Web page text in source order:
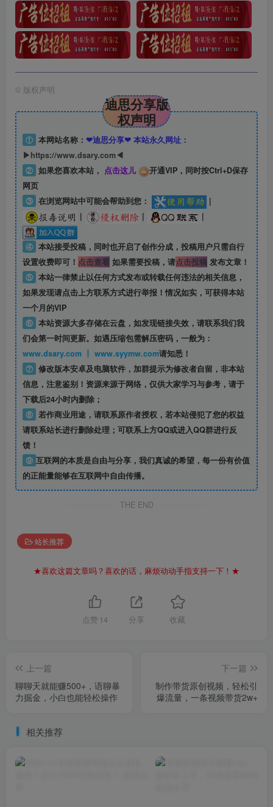
© 版权声明
迪思分享版
权声明
① 本网站名称： ❤迪思分享❤ 本站永久网址：
▶https://www.dsary.com◀
② 如果您喜欢本站， 点击这儿
开通VIP，同时按Ctrl+D保存
网页
③ 在浏览网站中可能会帮助到您：
|
|
| |
④ 本站接受投稿，同时也开启了创作分成，投稿用户只需自行
设置收费即可！ 点击查看如果需要投稿，请点击投稿发布文章！
⑤ 本站一律禁止以任何方式发布或转载任何违法的相关信息，
如果发现请点击上方联系方式进行举报！情况如实，可获得本站
一个月的VIP
⑥ 本站资源大多存储在云盘，如发现链接失效，请联系我们我
们会第一时间更新。如遇压缩包需解压密码，一般为：
www.dsary.com 丨 www.syymw.com请知悉！
⑦ 修改版本安卓及电脑软件，加群提示为修改者自留， 非本站
信息，注意鉴别！资源来源于网络，仅供大家学习与参考，请于
下载后24小时内删除；
⑧ 若作商业用途，请联系原作者授权，若本站侵犯了您的权益
请联系站长进行删除处理；可联系上方QQ或进入QQ群进行反
馈！
⑨ 互联网的本质是自由与分享，我们真诚的希望，每一份有价值
的正能量能够在互联网中自由传播。
THE END
站长推荐
★喜欢这篇文章吗？喜欢的话，麻烦动动手指支持一下！★
点赞 14 分享 收藏
上一篇
聊聊天就能赚500+，语聊暴
力掘金，小白也能轻松操作
下一篇
制作带货原创视频，轻松引
爆流量，一条视频带货2w+
相关推荐